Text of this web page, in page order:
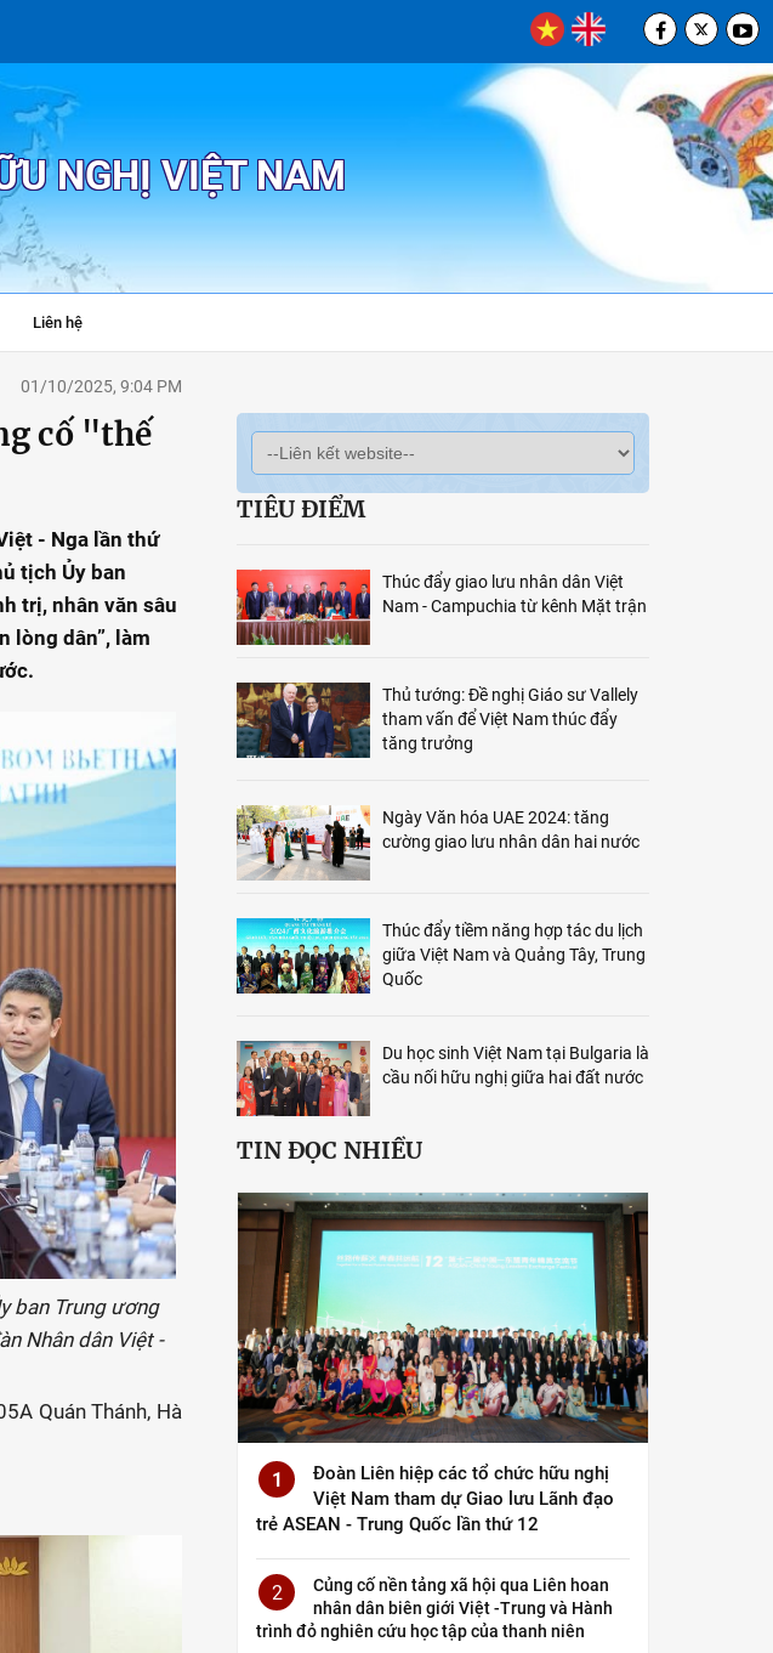
NGHỊ VIỆT NAM
Liên hệ
01/10/2025, 9:04 PM
cố "thế
- Nga lần thứ
tịch Ủy ban
trị, nhân văn sâu
lòng dân”, làm
ban Trung ương
Nhân dân Việt -
Quán Thánh, Hà
TIÊU ĐIỂM
Thúc đẩy giao lưu nhân dân Việt
Nam - Campuchia từ kênh Mặt trận
Thủ tướng: Đề nghị Giáo sư Vallely
tham vấn để Việt Nam thúc đẩy
tăng trưởng
Ngày Văn hóa UAE 2024: tăng
cường giao lưu nhân dân hai nước
Thúc đẩy tiềm năng hợp tác du lịch
giữa Việt Nam và Quảng Tây, Trung
Quốc
Du học sinh Việt Nam tại Bulgaria là
cầu nối hữu nghị giữa hai đất nước
TIN ĐỌC NHIỀU
1
Đoàn Liên hiệp các tổ chức hữu nghị
Việt Nam tham dự Giao lưu Lãnh đạo
trẻ ASEAN - Trung Quốc lần thứ 12
2
Củng cố nền tảng xã hội qua Liên hoan
nhân dân biên giới Việt -Trung và Hành
trình đỏ nghiên cứu học tập của thanh niên